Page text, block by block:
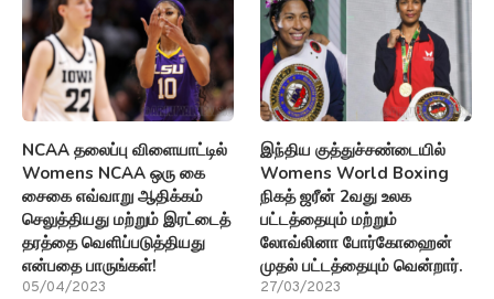
NCAA தலைப்பு விளையாட்டில்
Womens NCAA ஒரு கை
சைகை எவ்வாறு ஆதிக்கம்
செலுத்தியது மற்றும் இரட்டைத்
தரத்தை வெளிப்படுத்தியது
என்பதை பாருங்கள்!
05/04/2023
இந்திய குத்துச்சண்டையில்
Womens World Boxing
நிகத் ஜரீன் 2வது உலக
பட்டத்தையும் மற்றும்
லோவ்லினா போர்கோஹைன்
முதல் பட்டத்தையும் வென்றார்.
27/03/2023